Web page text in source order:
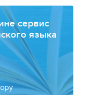
сервис
языка